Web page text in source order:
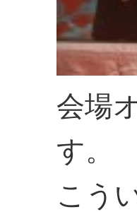
会場
す。
こう